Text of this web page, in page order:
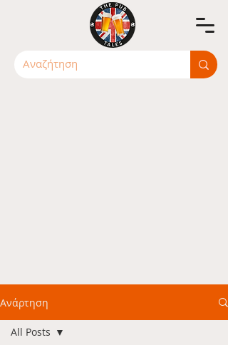
Ανάρτηση
All Posts